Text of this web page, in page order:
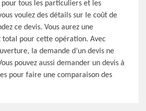
tous les particuliers et les
voulez des détails sur le coût de
ce devis. Vous aurez une
pour cette opération. Avec
la demande d’un devis ne
pouvez aussi demander un devis à
pour faire une comparaison des